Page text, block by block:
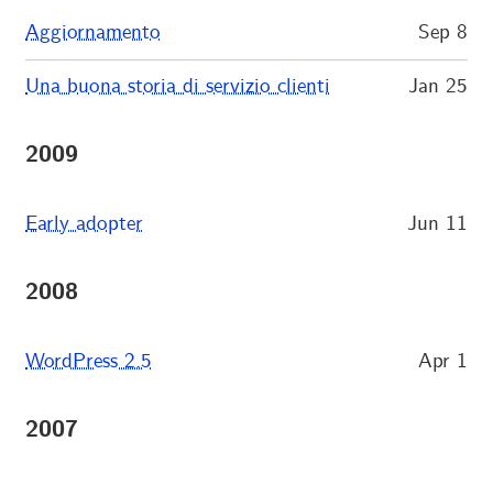
Aggiornamento Sep 8
Una buona storia di servizio clienti Jan 25
2009
Early adopter Jun 11
2008
WordPress 2.5 Apr 1
2007